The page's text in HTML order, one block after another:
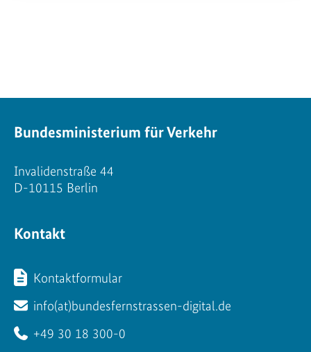
Bundesministerium für Verkehr
Invalidenstraße 44
D-10115 Berlin
Kontakt
Kontaktformular
info(at)bundesfernstrassen-digital.de
+49 30 18 300-0